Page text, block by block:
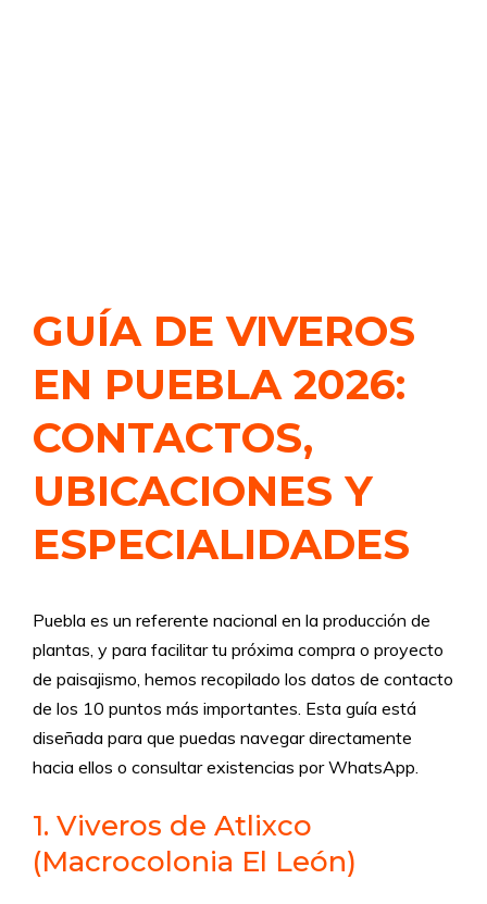
GUÍA DE VIVEROS
EN PUEBLA 2026:
CONTACTOS,
UBICACIONES Y
ESPECIALIDADES
Puebla es un referente nacional en la producción de
plantas, y para facilitar tu próxima compra o proyecto
de paisajismo, hemos recopilado los datos de contacto
de los 10 puntos más importantes. Esta guía está
diseñada para que puedas navegar directamente
hacia ellos o consultar existencias por WhatsApp.
1. Viveros de Atlixco
(Macrocolonia El León)